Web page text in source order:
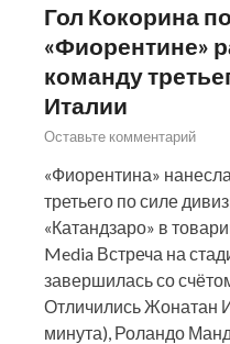
Гол Кокорина
«Фиорентине»
команду
Италии
Оставьте комментарий
«Фиорентина»
третьего по силе
«Катандзаро» в
Media Встреча на
завершилась со
Отличились Жонатан
минута), Роландо